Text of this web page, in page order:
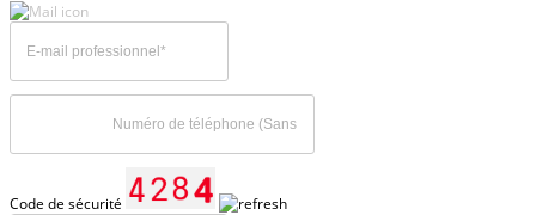
Code de sécurité